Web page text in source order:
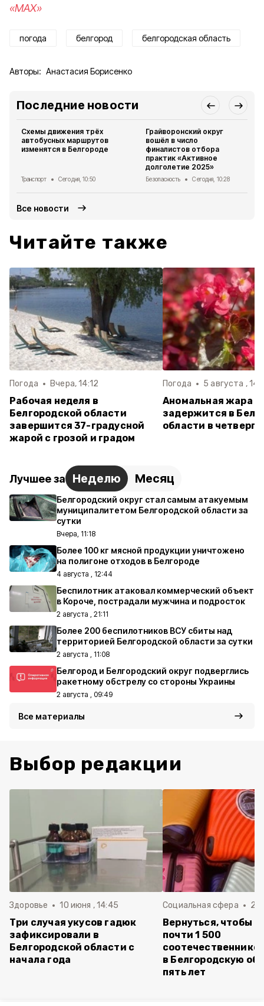
«MAX»
погода белгород белгородская область
Авторы: Анастасия Борисенко
Последние новости
Схемы движения трёх
автобусных маршрутов
изменятся в Белгороде
Транспорт Сегодня, 10:50
Грайворонский округ
вошёл в число
финалистов отбора
практик «Активное
долголетие 2025»
Безопасность Сегодня, 10:28
Все новости
Читайте также
Погода Вчера, 14:12
Рабочая неделя в
Белгородской области
завершится 37-градусной
жарой с грозой и градом
Погода 5 августа ,
Аномальная жара
задержится в
области в четверг
Лучшее за Неделю Месяц
Белгородский округ стал самым атакуемым
муниципалитетом Белгородской области за
сутки
Вчера, 11:18
Более 100 кг мясной продукции уничтожено
на полигоне отходов в Белгороде
4 августа , 12:44
Беспилотник атаковал коммерческий объект
в Короче, пострадали мужчина и подросток
2 августа , 21:11
Более 200 беспилотников ВСУ сбиты над
территорией Белгородской области за сутки
2 августа , 11:08
Белгород и Белгородский округ подверглись
ракетному обстрелу со стороны Украины
2 августа , 09:49
Все материалы
Выбор редакции
Здоровье 10 июня , 14:45
Три случая укусов гадюк
зафиксировали в
Белгородской области с
начала года
Социальная сфера 20
Вернуться, чтобы
почти 1 500
в Белгородскую
пять лет